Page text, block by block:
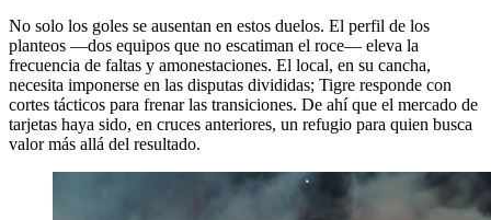
No solo los goles se ausentan en estos duelos. El perfil de los
planteos —dos equipos que no escatiman el roce— eleva la
frecuencia de faltas y amonestaciones. El local, en su cancha,
necesita imponerse en las disputas divididas; Tigre responde con
cortes tácticos para frenar las transiciones. De ahí que el mercado de
tarjetas haya sido, en cruces anteriores, un refugio para quien busca
valor más allá del resultado.